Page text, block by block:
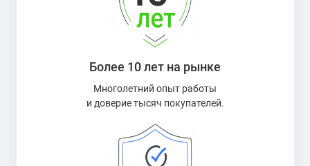
Более 10 лет на рынке
Многолетний опыт работы
и доверие тысяч покупателей.